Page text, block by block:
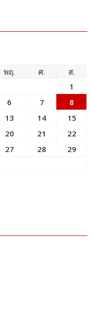
พฤ. ศ.
ส.
1
6 7
8
13 14
15
20 21
22
27 28
29